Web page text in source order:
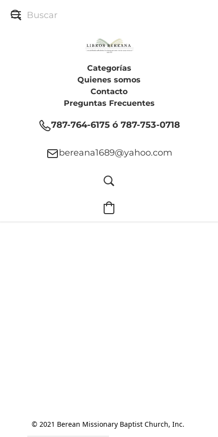
Categorías
Quienes somos
Contacto
Preguntas Frecuentes
787-764-6175 ó 787-753-0718
bereana1689@yahoo.com
© 2021 Berean Missionary Baptist Church, Inc.